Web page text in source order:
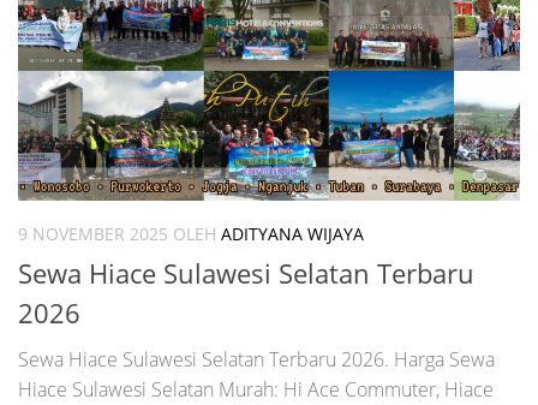
9 NOVEMBER 2025 OLEH ADITYANA WIJAYA
Sewa Hiace Sulawesi Selatan Terbaru
2026
Sewa Hiace Sulawesi Selatan Terbaru 2026. Harga Sewa
Hiace Sulawesi Selatan Murah: Hi Ace Commuter, Hiace